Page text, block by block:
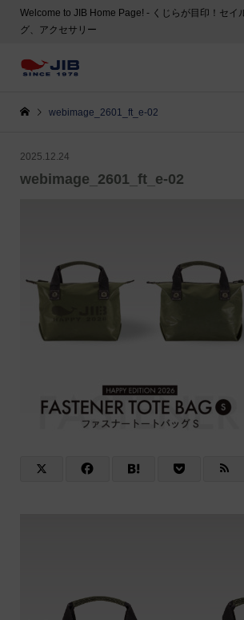
Welcome to JIB Home Page! ‐ くじらが目印！セイ
グ、アクセサリー
webimage_2601_ft_e-02
2025.12.24
webimage_2601_ft_e-02